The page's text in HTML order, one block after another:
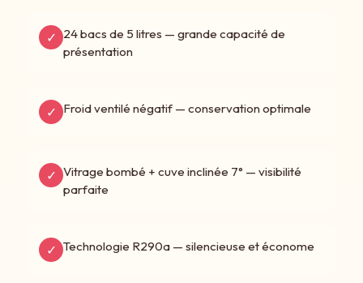
✓ 24 bacs de 5 litres — grande capacité de
présentation
✓ Froid ventilé négatif — conservation optimale
✓ Vitrage bombé + cuve inclinée 7° — visibilité
parfaite
✓ Technologie R290a — silencieuse et économe